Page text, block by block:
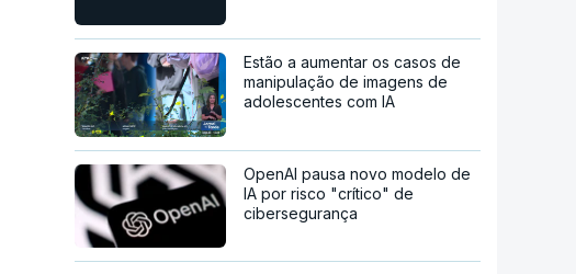
Estão a aumentar os casos de
manipulação de imagens de
adolescentes com IA
OpenAI pausa novo modelo de
IA por risco "crítico" de
cibersegurança